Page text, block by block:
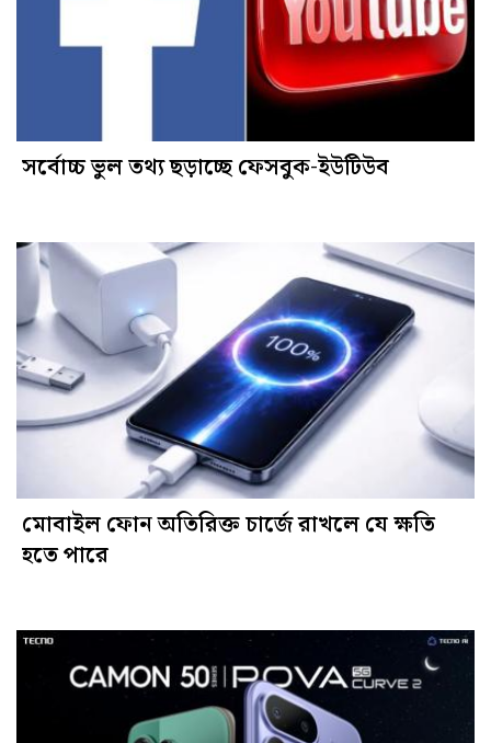
সর্বোচ্চ ভুল তথ্য ছড়াচ্ছে ফেসবুক-ইউটিউব
মোবাইল ফোন অতিরিক্ত চার্জে রাখলে যে ক্ষতি
হতে পারে